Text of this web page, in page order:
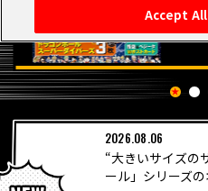
NEWS
RANKING
MOVIE
PICKUP
2026.08.06
“大きいサイズの
ール」シリーズ
Accept